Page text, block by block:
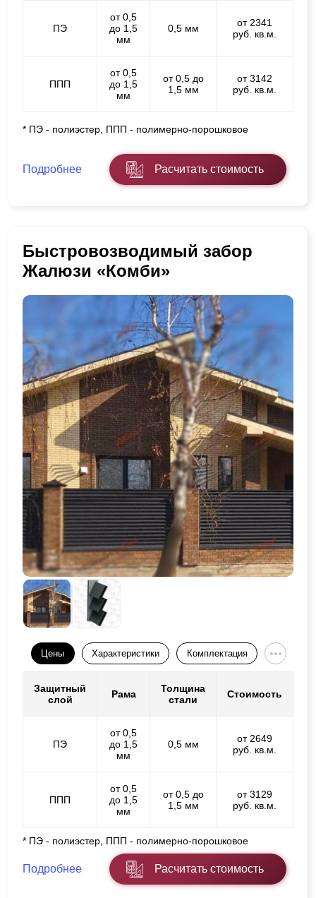
ПЭ
от 0,5
до 1,5
мм
0,5 мм
от 2341
руб. кв.м.
ППП
от 0,5
до 1,5
мм
от 0,5 до
1,5 мм
от 3142
руб. кв.м.
* ПЭ - полиэстер, ППП - полимерно-порошковое
Подробнее Расчитать стоимость
Быстровозводимый забор
Жалюзи «Комби»
Цены Характеристики Комплектация
Защитный
слой
Рама
Толщина
стали
Стоимость
ПЭ
от 0,5
до 1,5
мм
0,5 мм
от 2649
руб. кв.м.
ППП
от 0,5
до 1,5
мм
от 0,5 до
1,5 мм
от 3129
руб. кв.м.
* ПЭ - полиэстер, ППП - полимерно-порошковое
Подробнее Расчитать стоимость